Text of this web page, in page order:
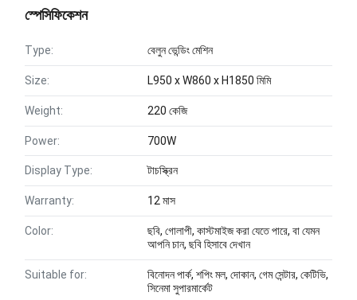
স্পেসিফিকেশন
Type: বেলুন ভেন্ডিং মেশিন
Size: L950 x W860 x H1850 মিমি
Weight: 220 কেজি
Power: 700W
Display Type: টাচস্ক্রিন
Warranty: 12 মাস
Color:
ছবি, গোলাপী, কাস্টমাইজ করা যেতে পারে, বা যেমন
আপনি চান, ছবি হিসাবে দেখান
Suitable for:
বিনোদন পার্ক, শপিং মল, দোকান, গেম সেন্টার, কেটিভি,
সিনেমা সুপারমার্কেট